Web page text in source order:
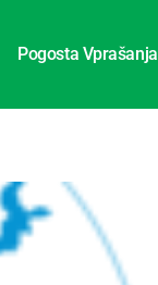
Pogosta Vprašanja